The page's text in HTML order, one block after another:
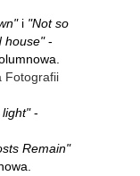
i "Not so
house"-
Fotografii
light"-
Remain"